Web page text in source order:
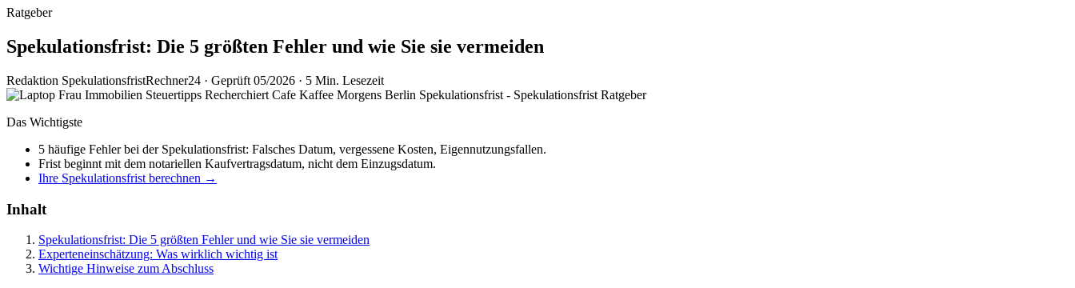
Ratgeber
Spekulationsfrist: Die 5 größten Fehler und wie Sie sie vermeiden
Redaktion SpekulationsfristRechner24 · Geprüft 05/2026 · 5 Min. Lesezeit
Das Wichtigste
5 häufige Fehler bei der Spekulationsfrist: Falsches Datum, vergessene Kosten, Eigennutzungsfallen.
Frist beginnt mit dem notariellen Kaufvertragsdatum, nicht dem Einzugsdatum.
Ihre Spekulationsfrist berechnen →
Inhalt
Spekulationsfrist: Die 5 größten Fehler und wie Sie sie vermeiden
Experteneinschätzung: Was wirklich wichtig ist
Wichtige Hinweise zum Abschluss